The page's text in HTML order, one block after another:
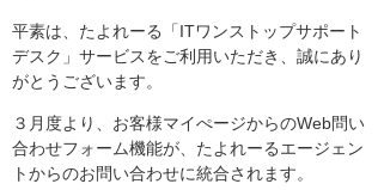
平素は、たよれーる「ITワンストップサポート
デスク」サービスをご利用いただき、誠にあり
がとうございます。
３月度より、お客様マイぺージからのWeb問い
合わせフォーム機能が、たよれーるエージェン
トからのお問い合わせに統合されます。